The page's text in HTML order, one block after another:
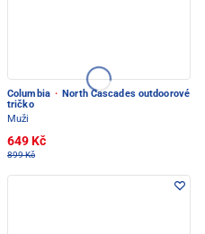
Columbia · North Cascades outdoorové
tričko
Muži
649 Kč
899 Kč